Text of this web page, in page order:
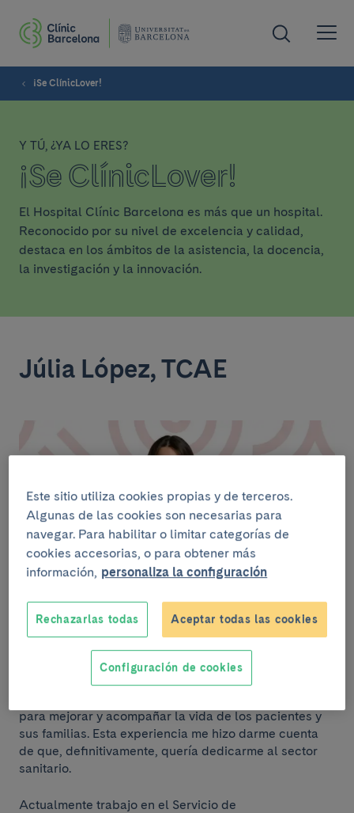
¡Se ClínicLover!
Y TÚ, ¿YA LO ERES?
¡Se ClínicLover!
El Hospital Clínic Barcelona es más que un hospital.
Reconocido por su nivel de excelencia y calidad,
destaca en los ámbitos de la asistencia, la docencia,
la investigación y la innovación.
Júlia López, TCAE
Me llamo Júlia López y llevo casi cinco años
Auxiliares de Enfermería (TCAE). Llegué aquí durante
la época del COVID gracias a mi tía, y me cautivó la
para mejorar y acompañar la vida de los pacientes y
sus familias. Esta experiencia me hizo darme cuenta
de que, definitivamente, quería dedicarme al sector
sanitario.
Actualmente trabajo en el Servicio de
Este sitio utiliza cookies propias y de terceros.
Algunas de las cookies son necesarias para
navegar. Para habilitar o limitar categorías de
cookies accesorias, o para obtener más
información, personaliza la configuración
Rechazarlas todas Aceptar todas las cookies
Configuración de cookies